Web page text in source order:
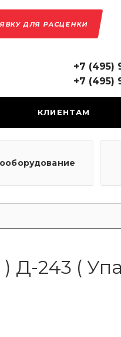
ДЛЯ РАСЦЕНКИ
+7 (495)
+7 (495)
КЛИЕНТАМ
Д-243 (